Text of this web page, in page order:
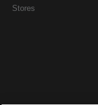
Stores